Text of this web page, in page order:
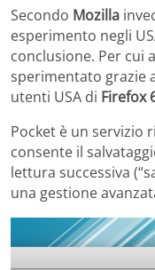
Secondo Mozilla
esperimento negli
conclusione. Per cui
sperimentato grazie
utenti USA di Firefox
Pocket è un servizio
consente il
lettura successiva
una gestione